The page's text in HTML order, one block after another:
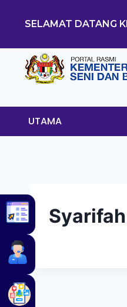
SELAMAT DATANG
UTAMA